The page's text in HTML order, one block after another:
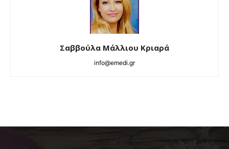
Σαββούλα Μάλλιου Κριαρά
info@emedi.gr